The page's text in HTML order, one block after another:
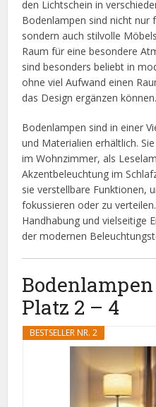
den Lichtschein in
Bodenlampen sind nicht nur
sondern auch stilvolle
Raum für eine besondere
sind besonders beliebt in
ohne viel Aufwand einen
das Design ergänzen können.
Bodenlampen sind in einer
und Materialien erhältlich.
im Wohnzimmer, als
Akzentbeleuchtung im
sie verstellbare Funktionen,
fokussieren oder zu
Handhabung und vielseitige
der modernen
Platz 2 – 4
BESTSELLER NR. 2